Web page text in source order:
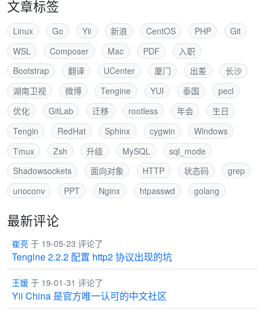
文章标签
Linux Go Yii 新浪 CentOS PHP
Git
WSL
Composer Mac PDF
入职
Bootstrap
翻译 UCenter 厦门 出差
长沙
湖南卫视
微博 Tengine YUI 泰国
pecl
优化
GitLab 迁移 rootless 年会
生日
Tengin
RedHat Sphinx cygwin
Windows
Tmux
Zsh 升级 MySQL
sql_mode
Shadowsockets
面向对象 HTTP 状态码
grep
unoconv
PPT Nginx htpasswd golang
最新评论
崔亮 于 19-05-23 评论了
Tengine 2.2.2 配置 http2 协议出现的坑
王媛 于 19-01-31 评论了
Yii China 是官方唯一认可的中文社区